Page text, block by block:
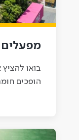
מפעלים
בואו
הופכים